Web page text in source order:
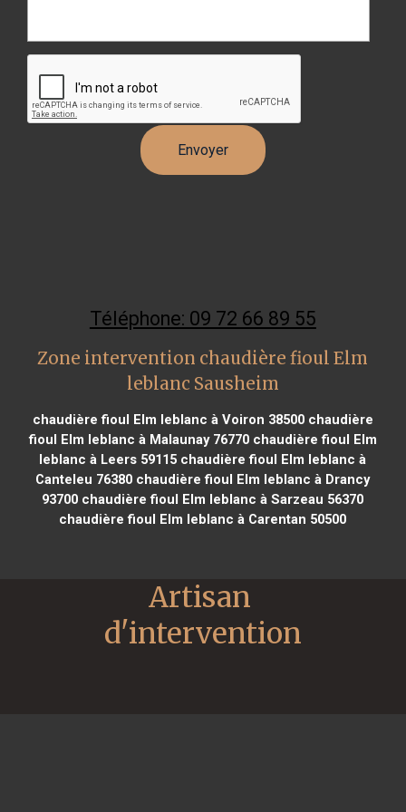
Téléphone: 09 72 66 89 55
Zone intervention chaudière fioul Elm
leblanc Sausheim
chaudière fioul Elm leblanc à Voiron 38500chaudière
fioul Elm leblanc à Malaunay 76770chaudière fioul Elm
leblanc à Leers 59115 chaudière fioul Elm leblanc à
Canteleu 76380 chaudière fioul Elm leblanc à Drancy
93700 chaudière fioul Elm leblanc à Sarzeau 56370
chaudière fioul Elm leblanc à Carentan 50500
Artisan
d'intervention